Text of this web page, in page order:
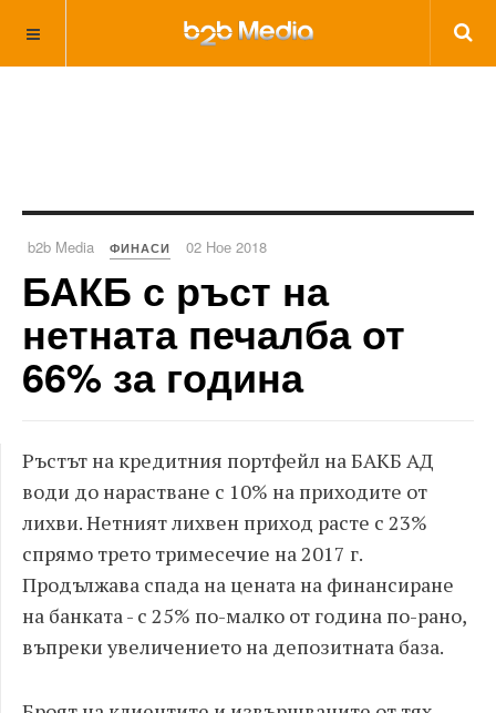
b2b Media ФИНАСИ 02 Ное 2018
БАКБ с ръст на
нетната печалба от
66% за година
Ръстът на кредитния портфейл на БАКБ АД
води до нарастване с 10% на приходите от
лихви. Нетният лихвен приход расте с 23%
спрямо трето тримесечие на 2017 г.
Продължава спада на цената на финансиране
на банката - с 25% по-малко от година по-рано,
въпреки увеличението на депозитната база.